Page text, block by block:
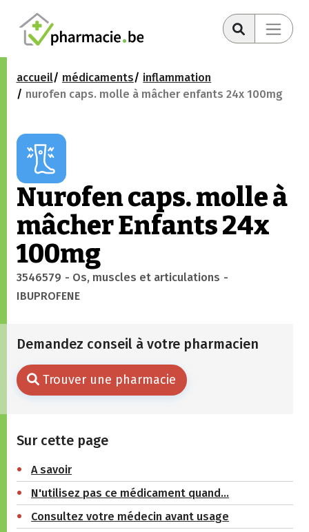
accueil médicaments
inflammation
nurofen caps. molle à mâcher enfants 24x 100mg
Nurofen caps. molle à
mâcher Enfants 24x
100mg
3546579 - Os, muscles et articulations -
IBUPROFENE
Demandez conseil à votre pharmacien
Trouver une pharmacie
Sur cette page
A savoir
N'utilisez pas ce médicament quand…
Consultez votre médecin avant usage